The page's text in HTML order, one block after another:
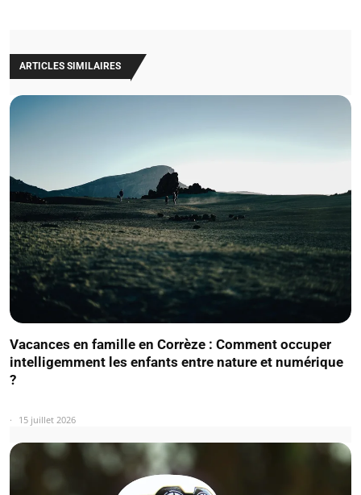
ARTICLES SIMILAIRES
Vacances en famille en Corrèze : Comment occuper
intelligemment les enfants entre nature et numérique
?
15 juillet 2026